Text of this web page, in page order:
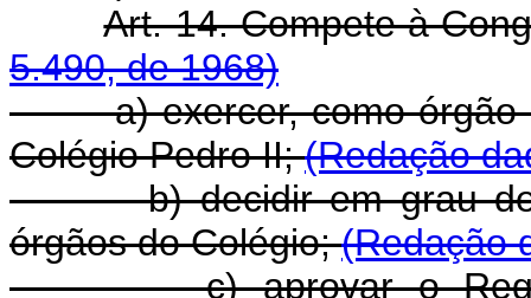
Art. 14. Compete à
5.490, de 1968)
a) exercer, como órgão
Colégio Pedro II;(Redação
b) decidir em grau de
órgãos do Colégio;(Redação
c) aprovar o